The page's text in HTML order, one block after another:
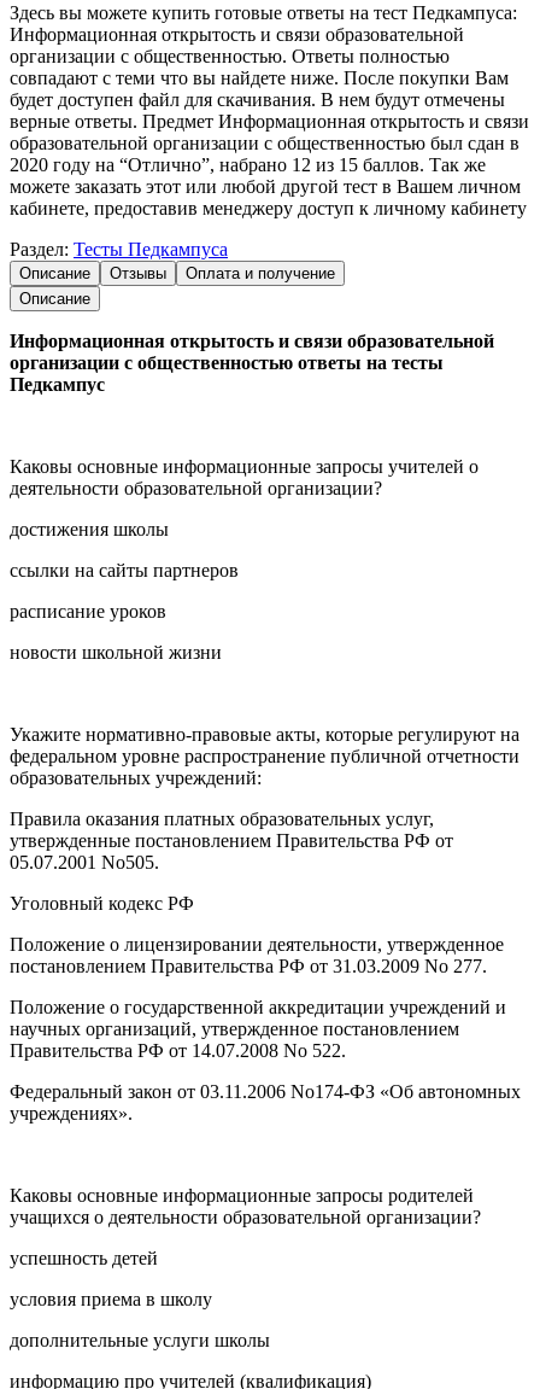
Здесь вы можете купить готовые ответы на тест Педкампуса:
Информационная открытость и связи образовательной
организации с общественностью. Ответы полностью
совпадают с теми что вы найдете ниже. После покупки Вам
будет доступен файл для скачивания. В нем будут отмечены
верные ответы. Предмет Информационная открытость и связи
образовательной организации с общественностью был сдан в
2020 году на “Отлично”, набрано 12 из 15 баллов. Так же
можете заказать этот или любой другой тест в Вашем личном
кабинете, предоставив менеджеру доступ к личному кабинету
Раздел: Тесты Педкампуса
Описание Отзывы
Оплата и получение
Описание
Информационная открытость и связи образовательной
организации с общественностью ответы на тесты
Педкампус
Каковы основные информационные запросы учителей о
деятельности образовательной организации?
достижения школы
ссылки на сайты партнеров
расписание уроков
новости школьной жизни
Укажите нормативно-правовые акты, которые регулируют на
федеральном уровне распространение публичной отчетности
образовательных учреждений:
Правила оказания платных образовательных услуг,
утвержденные постановлением Правительства РФ от
05.07.2001 No505.
Уголовный кодекс РФ
Положение о лицензировании деятельности, утвержденное
постановлением Правительства РФ от 31.03.2009 No 277.
Положение о государственной аккредитации учреждений и
научных организаций, утвержденное постановлением
Правительства РФ от 14.07.2008 No 522.
Федеральный закон от 03.11.2006 No174-ФЗ «Об автономных
учреждениях».
Каковы основные информационные запросы родителей
учащихся о деятельности образовательной организации?
успешность детей
условия приема в школу
дополнительные услуги школы
информацию про учителей (квалификация)